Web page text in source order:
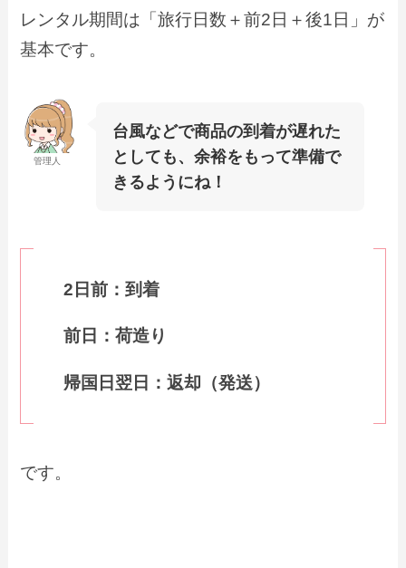
レンタル期間は「旅行日数＋前2日＋後1日」が
基本です。
管理人
台風などで商品の到着が遅れた
としても、余裕をもって準備で
きるようにね！
2日前：到着
前日：荷造り
帰国日翌日：返却（発送）
です。